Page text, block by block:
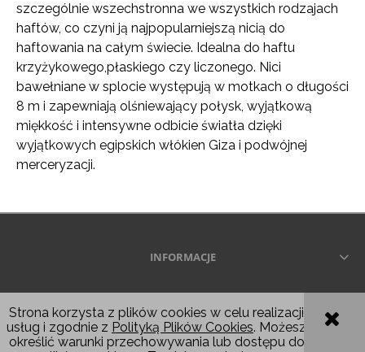
Strona korzysta z plików cookies w celu realizacji
usług i zgodnie z Polityką Plików Cookies. Możesz
określić warunki przechowywania lub dostępu do
szczególnie wszechstronna we wszystkich rodzajach
haftów, co czyni ją najpopularniejszą nicią do
haftowania na całym świecie. Idealna do haftu
krzyżykowego,płaskiego czy liczonego. Nici
bawełniane w splocie występują w motkach o długości
8 m i zapewniają olśniewający połysk, wyjątkową
miękkość i intensywne odbicie światła dzięki
wyjątkowych egipskich włókien Giza i podwójnej
merceryzacji.
INFORMACJE
POKAŻ PEŁNĄ WERSJĘ STRONY